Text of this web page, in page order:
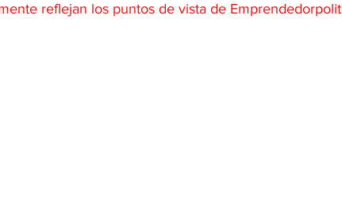
reflejan los puntos de vista de